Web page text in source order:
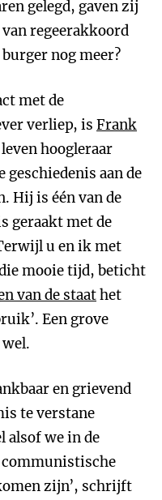
gelegd, gaven zij
regeerakkoord
nog meer?
met de
verliep, is Frank
hoogleraar
aan de
Hij is één van de
geraakt met de
u en ik met
mooie tijd, beticht
van de staathet
Een grove
en grievend
te verstane
alsof we in de
communistische
zijn’, schrijft